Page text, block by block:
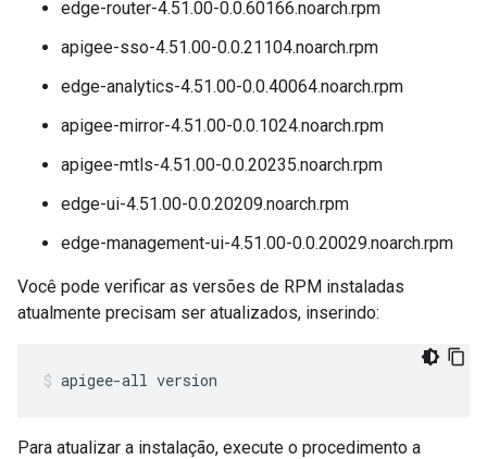
edge-router-4.51.00-0.0.60166.noarch.rpm
apigee-sso-4.51.00-0.0.21104.noarch.rpm
edge-analytics-4.51.00-0.0.40064.noarch.rpm
apigee-mirror-4.51.00-0.0.1024.noarch.rpm
apigee-mtls-4.51.00-0.0.20235.noarch.rpm
edge-ui-4.51.00-0.0.20209.noarch.rpm
edge-management-ui-4.51.00-0.0.20029.noarch.rpm
Você pode verificar as versões de RPM instaladas
atualmente precisam ser atualizados, inserindo:
apigee-all version
Para atualizar a instalação, execute o procedimento a